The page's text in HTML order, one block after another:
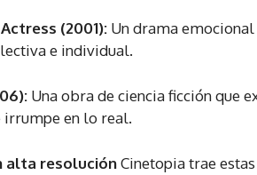
(2001): Un drama
e individual.
Una obra de ciencia ficción que
irrumpe en lo real.
alta resoluciónCinetopia trae